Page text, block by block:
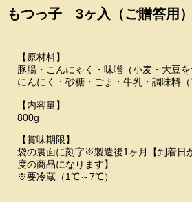
もつっ子 3ヶ入（ご贈答用
【原材料】
豚腸・こんにゃく・味噌（小麦・大豆
にんにく・砂糖・ごま・牛乳・調味料（
【内容量】
800g
【賞味期限】
袋の裏面に刻字※製造後1ヶ月【到着日
度の商品になります】
※要冷蔵（1℃～7℃）